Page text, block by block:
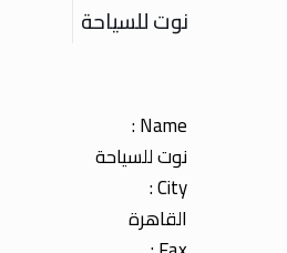
نوت للسياحة
Name :
نوت للسياحة
City :
القاهرة